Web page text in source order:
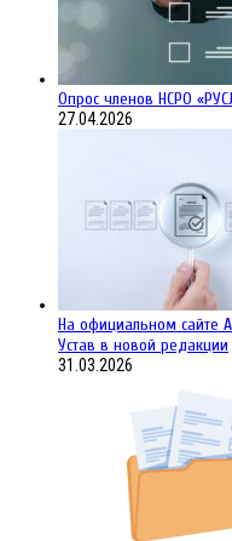
Опрос членов НСРО
27.04.2026
На официальном сайте
Устав в новой редакции
31.03.2026